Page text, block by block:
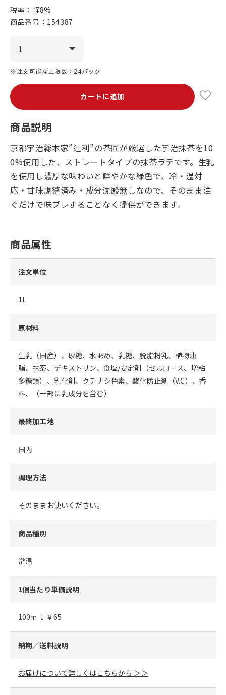
税率：軽8%
商品番号： 154387
※注文可能な上限数：24パック
カートに追加
商品説明
京都宇治総本家”辻利”の茶匠が厳選した宇治抹茶を10
0%使用した、ストレートタイプの抹茶ラテです。生乳
を使用し濃厚な味わいと鮮やかな緑色で、冷・温対
応・甘味調整済み・成分沈殿無しなので、そのまま注
ぐだけで味ブレすることなく提供ができます。
商品属性
注文単位
1L
原材料
生乳（国産）、砂糖、水あめ、乳糖、脱脂粉乳、植物油
脂、抹茶、デキストリン、食塩/安定剤（セルロース、増粘
多糖類）、乳化剤、クチナシ色素、酸化防止剤（V.C）、香
料、（一部に乳成分を含む）
最終加工地
国内
調理方法
そのままお使いください。
商品種別
常温
1個当たり単価説明
100ｍｌ ￥65
納期／送料説明
お届けについて詳しくはこちらから ＞＞